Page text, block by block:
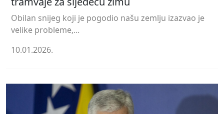
Obilan snijeg koji je pogodio našu zemlju izazvao je
velike probleme,...
10.01.2026.